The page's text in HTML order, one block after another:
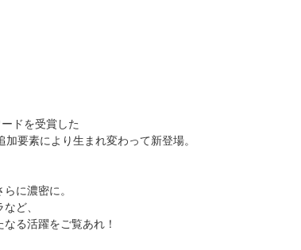
ドを受賞した
要素により生まれ変わって新登場。
に濃密に。
ど、
る活躍をご覧あれ！